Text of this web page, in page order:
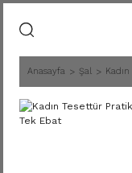
Anasayfa Şal